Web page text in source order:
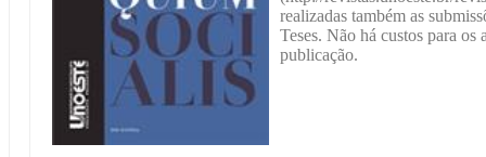
realizadas também as
Teses. Não há custos para os
publicação.